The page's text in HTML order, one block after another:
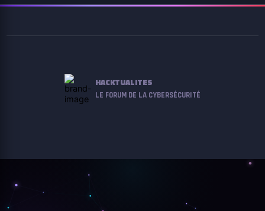
HACKTUALITES
LE FORUM DE LA CYBERSÉCURITÉ